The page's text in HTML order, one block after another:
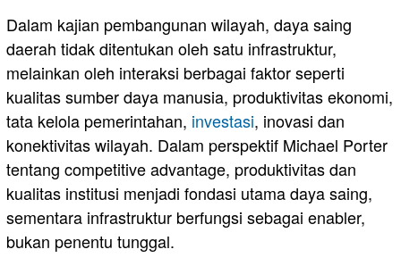
Dalam kajian pembangunan wilayah, daya saing
daerah tidak ditentukan oleh satu infrastruktur,
melainkan oleh interaksi berbagai faktor seperti
kualitas sumber daya manusia, produktivitas ekonomi,
tata kelola pemerintahan, investasi, inovasi dan
konektivitas wilayah. Dalam perspektif Michael Porter
tentang competitive advantage, produktivitas dan
kualitas institusi menjadi fondasi utama daya saing,
sementara infrastruktur berfungsi sebagai enabler,
bukan penentu tunggal.